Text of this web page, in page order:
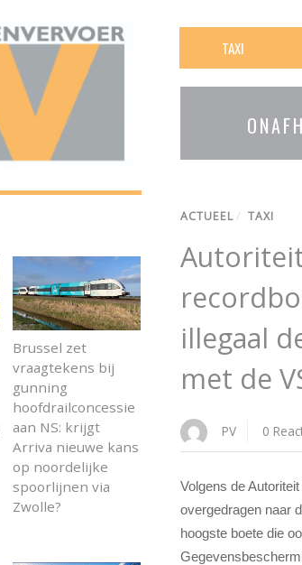
TAXI
ACTUEEL/ TAXI
illegaal
met de
PV 0
Volgens de
overgedragen naar
hoogste boete die
Brussel zet
vraagtekens bij
gunning
hoofdrailconcessie
aan NS: krijgt
Arriva nieuwe kans
op noordelijke
spoorlijnen via
Zwolle?